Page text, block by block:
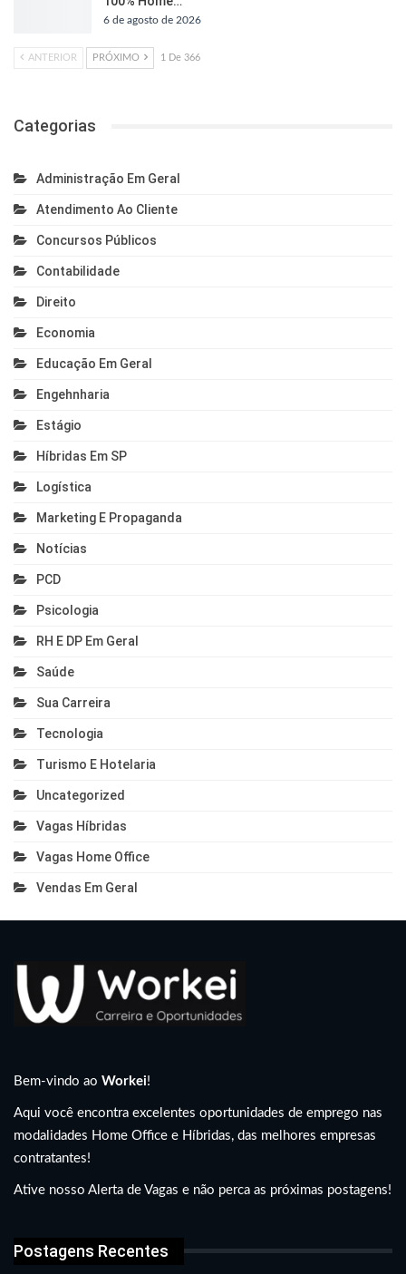
6 de agosto de 2026
ANTERIOR PRÓXIMO 1 De 366
Categorias
Administração Em Geral
Atendimento Ao Cliente
Concursos Públicos
Contabilidade
Direito
Economia
Educação Em Geral
Engehnharia
Estágio
Híbridas Em SP
Logística
Marketing E Propaganda
Notícias
PCD
Psicologia
RH E DP Em Geral
Saúde
Sua Carreira
Tecnologia
Turismo E Hotelaria
Uncategorized
Vagas Híbridas
Vagas Home Office
Vendas Em Geral
Bem-vindo ao Workei!
Aqui você encontra excelentes oportunidades de emprego nas
modalidades Home Office e Híbridas, das melhores empresas
contratantes!
Ative nosso Alerta de Vagas e não perca as próximas postagens!
Postagens Recentes